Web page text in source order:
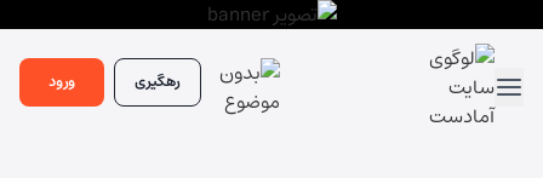
رهگیری ورود